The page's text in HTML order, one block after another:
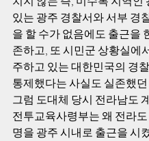
있는 광주 경찰서와 서부 경
을 할 수가 없음에도 출근을
존하고, 또 시민군 상황실에
주하고 있는 대한민국의 경
통제했다는 사실도 실존했
그럼 도대체 당시 전라남도
전투교육사령부는 왜 전라도
명을 광주 시내로 출근을 시